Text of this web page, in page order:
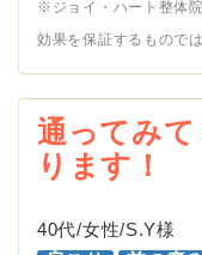
※ジョイ・ハート整体
効果を保証するもので
通ってみ
ります！
40代/女性/S.Y様